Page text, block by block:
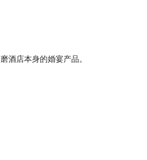
酒店本身的婚宴产品。